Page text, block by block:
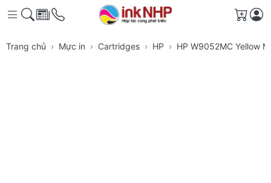
Giỏ
Trang chủ Mực in Cartridges HP HP W9052MC Yellow